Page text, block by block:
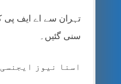
تہران سے اے ایف پی
سنی گئیں۔
اسنا نیوز